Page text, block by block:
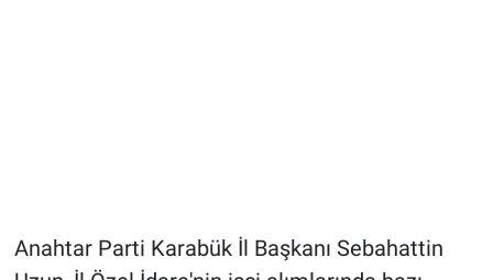
Anahtar Parti Karabük İl Başkanı Sebahattin